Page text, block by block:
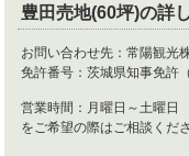
豊田売地(60坪)の詳
お問い合わせ先： 常陽観光
免許番号： 茨城県知事免許
営業時間： 月曜日～土曜日
をご希望の際はご相談くださ